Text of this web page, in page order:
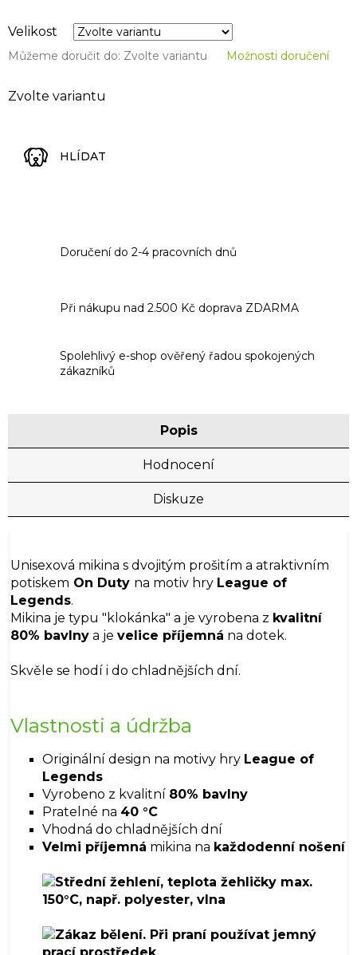
Zvolte variantu
Velikost
Můžeme doručit do: Zvolte variantu Možnosti doručení
HLÍDAT
Doručení do 2-4 pracovních dnů
Při nákupu nad 2.500 Kč doprava ZDARMA
Spolehlivý e-shop ověřený řadou spokojených
zákazníků
Popis
Hodnocení
Diskuze
Unisexová mikina s dvojitým prošitím a atraktivním
potiskem On Duty na motiv hry League of
Legends.
Mikina je typu "klokánka" a je vyrobena z kvalitní
80% bavlny a je velice příjemná na dotek.
Skvěle se hodí i do chladnějších dní.
Vlastnosti a údržba
Originální design na motivy hry League of
Legends
Vyrobeno z kvalitní 80% bavlny
Pratelné na 40 °C
Vhodná do chladnějších dní
Velmi příjemná mikina na každodenní nošení